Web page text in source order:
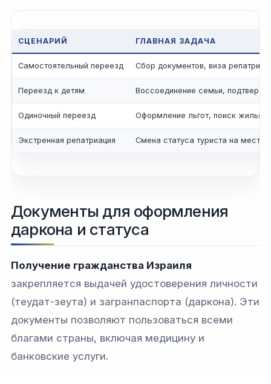
СЦЕНАРИЙ ГЛАВНАЯ ЗАДАЧА
Самостоятельный переезд Сбор документов, виза
Переезд к детям Воссоединение семьи,
Одиночный переезд Оформление льгот, поиск жилья
Экстренная репатриация Смена статуса туриста на месте
Документы для оформления
даркона и статуса
Получение гражданства Израиля
закрепляется выдачей удостоверения личности
(теудат-зеута) и загранпаспорта (даркона). Эти
документы позволяют пользоваться всеми
благами страны, включая медицину и
банковские услуги.